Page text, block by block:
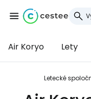
Air Koryo Lety
Letecké
služby